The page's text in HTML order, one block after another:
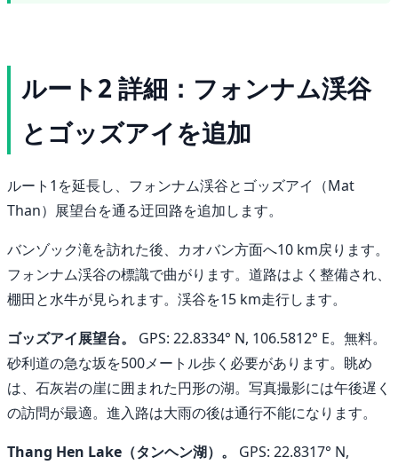
ルート2 詳細：フォンナム渓谷
とゴッズアイを追加
ルート1を延長し、フォンナム渓谷とゴッズアイ（Mat
Than）展望台を通る迂回路を追加します。
バンゾック滝を訪れた後、カオバン方面へ10 km戻ります。
フォンナム渓谷の標識で曲がります。道路はよく整備され、
棚田と水牛が見られます。渓谷を15 km走行します。
ゴッズアイ展望台。
GPS: 22.8334° N, 106.5812° E。無料。
砂利道の急な坂を500メートル歩く必要があります。眺め
は、石灰岩の崖に囲まれた円形の湖。写真撮影には午後遅く
の訪問が最適。進入路は大雨の後は通行不能になります。
Thang Hen Lake（タンヘン湖）。
GPS: 22.8317° N,